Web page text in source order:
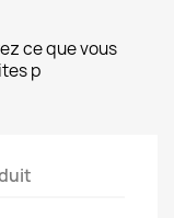
ce que vous
p